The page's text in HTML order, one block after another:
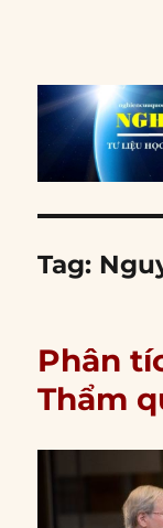
Tag:
Phân
Thẩm